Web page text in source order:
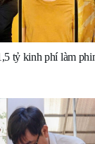
tỷ kinh phí làm